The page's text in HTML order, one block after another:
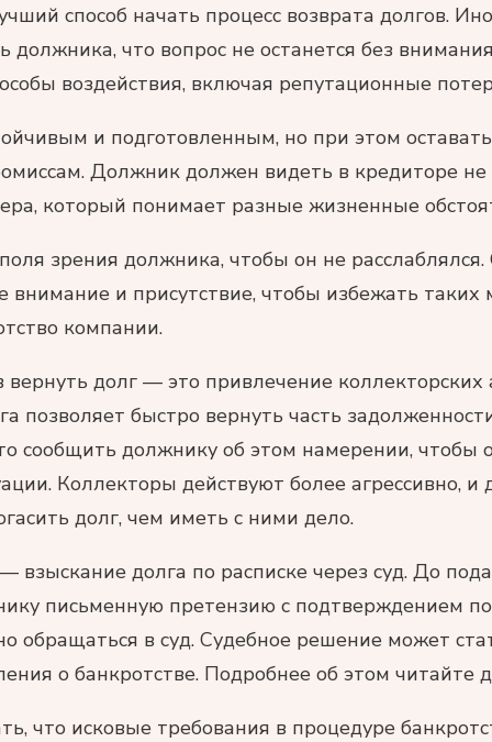
способ начать процесс возврата долгов.
должника, что вопрос не останется без
воздействия, включая репутационные
и подготовленным, но при этом
Должник должен видеть в кредиторе не
который понимает разные жизненные
зрения должника, чтобы он не
внимание и присутствие, чтобы избежать таких
компании.
вернуть долг — это привлечение коллекторских
позволяет быстро вернуть часть
сообщить должнику об этом намерении, чтобы
Коллекторы действуют более агрессивно,
долг, чем иметь с ними дело.
долга по расписке через суд. До
письменную претензию с подтверждением
обращаться в суд. Судебное решение может
о банкротстве. Подробнее об этом читайте
что исковые требования в процедуре